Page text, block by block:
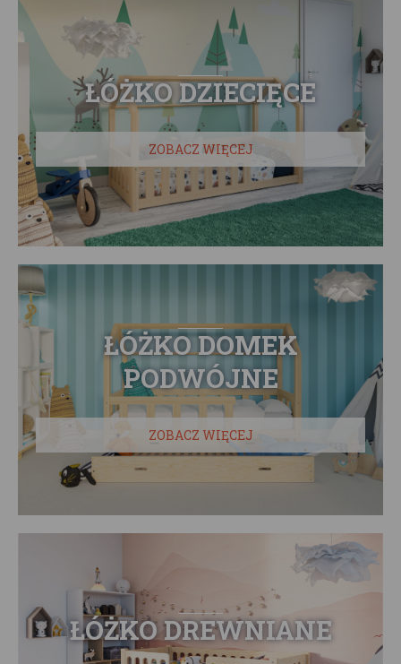
ŁÓŻKO DZIECIĘCE
ZOBACZ WIĘCEJ
ŁÓŻKO DOMEK
PODWÓJNE
ZOBACZ WIĘCEJ
ŁÓŻKO DREWNIANE